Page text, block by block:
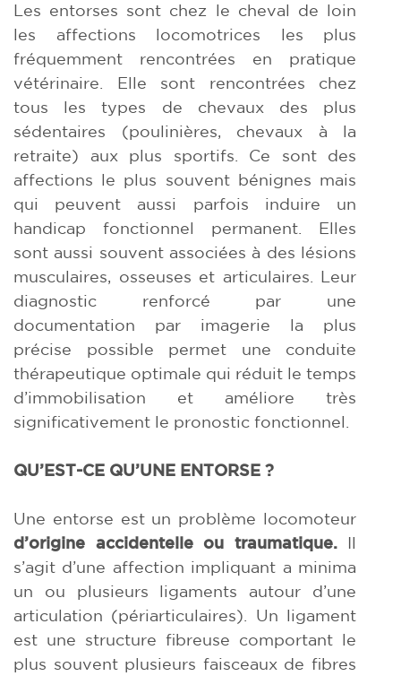
Les entorses sont chez le cheval de loin
les affections locomotrices les plus
fréquemment rencontrées en pratique
vétérinaire. Elle sont rencontrées chez
tous les types de chevaux des plus
sédentaires (poulinières, chevaux à la
retraite) aux plus sportifs. Ce sont des
affections le plus souvent bénignes mais
qui peuvent aussi parfois induire un
handicap fonctionnel permanent. Elles
sont aussi souvent associées à des lésions
musculaires, osseuses et articulaires. Leur
diagnostic renforcé par une
documentation par imagerie la plus
précise possible permet une conduite
thérapeutique optimale qui réduit le temps
d’immobilisation et améliore très
significativement le pronostic fonctionnel.
QU’EST-CE QU’UNE ENTORSE ?
Une entorse est un problème locomoteur
d’origine accidentelle ou traumatique.Il
s’agit d’une affection impliquant a minima
un ou plusieurs ligaments autour d’une
articulation (périarticulaires). Un ligament
est une structure fibreuse comportant le
plus souvent plusieurs faisceaux de fibres